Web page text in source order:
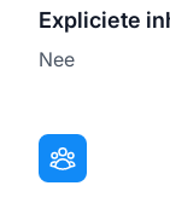
Expliciete
Nee